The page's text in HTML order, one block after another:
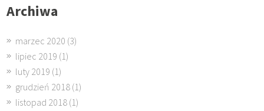
Archiwa
marzec 2020 (3)
lipiec 2019 (1)
luty 2019 (1)
grudzień 2018 (1)
listopad 2018 (1)